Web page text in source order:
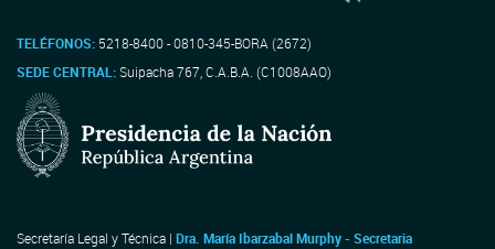
TELÉFONOS: 5218-8400 - 0810-345-BORA (2672)
SEDE CENTRAL:Suipacha 767, C.A.B.A. (C1008AAO)
Secretaría Legal y Técnica | Dra. María Ibarzabal Murphy - Secretaria